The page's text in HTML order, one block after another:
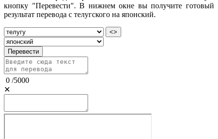
кнопку "Перевести". В нижнем окне вы получите готовый
результат перевода с телугского на японский.
<>
Перевести
0 /5000
✕